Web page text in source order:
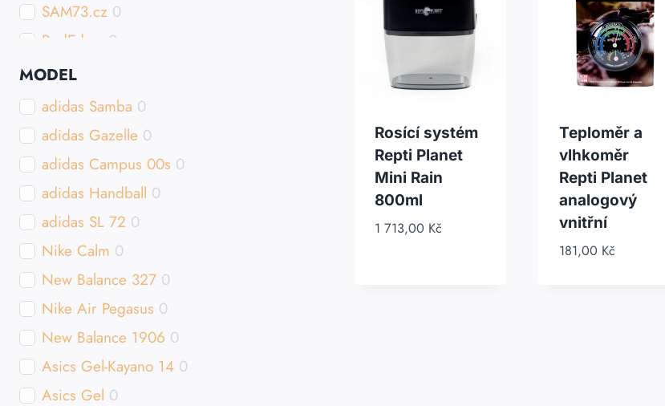
Rosící systém
Repti Planet
Mini Rain
800ml
1 713,00 Kč
Teploměr a
vlhkoměr
Repti Planet
analogový
vnitřní​
181,00 Kč
SAM73.cz 0
RedEd.cz
0
MobileGo.cz
Procamping.cz 0
PrimaZidle.cz
PiDiLiDi.cz
NaBoso.cz
0
Mobler.cz 0
Maxi-postele.cz
Lovio.cz
KrasneVune.cz
JRC.cz 0
JBL.cz
0
jabkolevne.cz
MODEL
adidas Samba 0
adidas Gazelle 0
adidas Campus 00s 0
adidas Handball 0
adidas SL 72 0
Nike Calm 0
New Balance 327 0
Nike Air Pegasus 0
New Balance 1906 0
Asics Gel-Kayano 14 0
Asics Gel 0